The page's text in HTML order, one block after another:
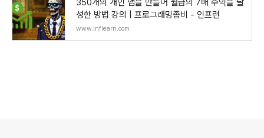
350개의 개인 앱을 만들어 월급의 7배 수익을 달
성한 방법 강의 | 프로그래밍좀비 - 인프런
www.inflearn.com